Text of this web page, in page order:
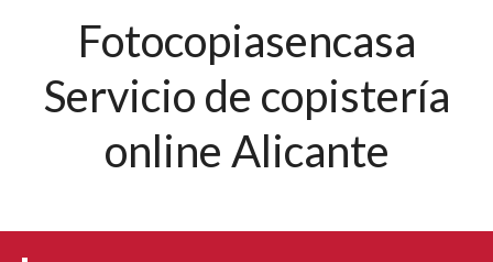
Fotocopiasencasa
Servicio de copistería
online Alicante